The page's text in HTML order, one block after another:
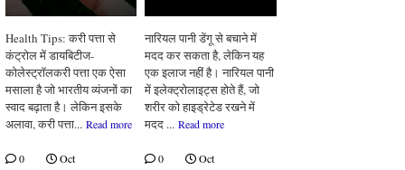
'Prambanan Temple
Health Tips: करी पत्ता से
कंट्रोल में डायबिटीज-
कोलेस्ट्रॉलकरी पत्ता एक ऐसा
मसाला है जो भारतीय व्यंजनों का
स्वाद बढ़ाता है। लेकिन इसके
अलावा, करी पत्ता... Read more
0 Oct
नारियल पानी डेंगू से बचाने में
मदद कर सकता है, लेकिन यह
एक इलाज नहीं है। नारियल पानी
में इलेक्ट्रोलाइट्स होते हैं, जो
शरीर को हाइड्रेटेड रखने में
मदद ... Read more
0 Oct